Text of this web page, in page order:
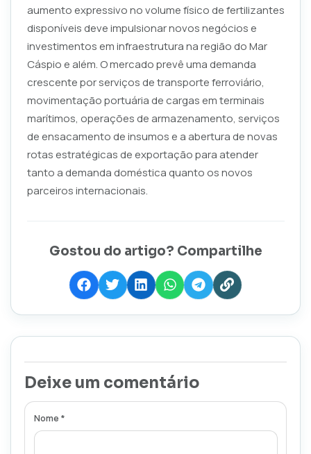
aumento expressivo no volume físico de fertilizantes
disponíveis deve impulsionar novos negócios e
investimentos em infraestrutura na região do Mar
Cáspio e além. O mercado prevê uma demanda
crescente por serviços de transporte ferroviário,
movimentação portuária de cargas em terminais
marítimos, operações de armazenamento, serviços
de ensacamento de insumos e a abertura de novas
rotas estratégicas de exportação para atender
tanto a demanda doméstica quanto os novos
parceiros internacionais.
Gostou do artigo? Compartilhe
Deixe um comentário
Nome *